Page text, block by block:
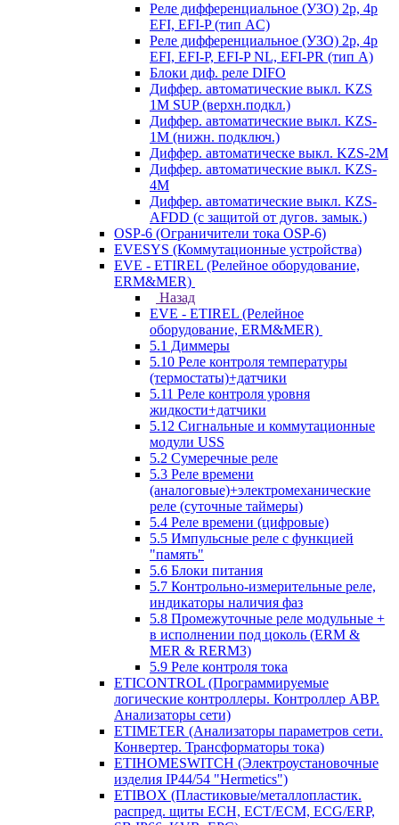
Реле дифференциальное (УЗО) 2р, 4р
EFI, EFI-P (тип AС)
Реле дифференциальное (УЗО) 2р, 4р
EFI, EFI-P, EFI-P NL, EFI-PR (тип A)
Блоки диф. реле DIFO
Диффер. автоматические выкл. KZS
1M SUP (верхн.подкл.)
Диффер. автоматические выкл. KZS-
1M (нижн. подключ.)
Диффер. автоматическе выкл. KZS-2M
Диффер. автоматические выкл. KZS-
4M
Диффер. автоматические выкл. KZS-
AFDD (с защитой от дугов. замык.)
OSP-6 (Ограничители тока OSP-6)
EVESYS (Коммутационные устройства)
EVE - ETIREL (Релейное оборудование,
ERM&MER)
Назад
EVE - ETIREL (Релейное
оборудование, ERM&MER)
5.1 Диммеры
5.10 Реле контроля температуры
(термостаты)+датчики
5.11 Реле контроля уровня
жидкости+датчики
5.12 Сигнальные и коммутационные
модули USS
5.2 Сумеречные реле
5.3 Реле времени
(аналоговые)+электромеханические
реле (суточные таймеры)
5.4 Реле времени (цифровые)
5.5 Импульсные реле с функцией
"память"
5.6 Блоки питания
5.7 Контрольно-измерительные реле,
индикаторы наличия фаз
5.8 Промежуточные реле модульные +
в исполнении под цоколь (ERM &
MER & RERM3)
5.9 Реле контроля тока
ETICONTROL (Программируемые
логические контроллеры. Контроллер АВР.
Анализаторы сети)
ETIMETER (Анализаторы параметров сети.
Конвертер. Трансформаторы тока)
ETIHOMESWITCH (Электроустановочные
изделия IP44/54 "Hermetics")
ETIBOX (Пластиковые/металлопластик.
распред. щиты ECH, ECT/ECM, ECG/ERP,